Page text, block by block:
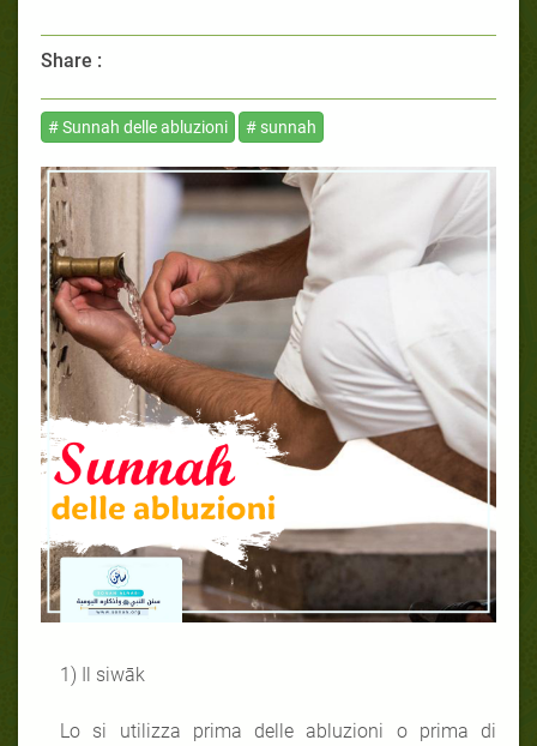
Share :
# Sunnah delle abluzioni # sunnah
1) Il siwāk
Lo si utilizza prima delle abluzioni o prima di